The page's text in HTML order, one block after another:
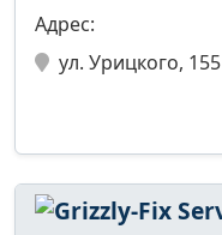
Адрес:
ул. Урицкого, 155